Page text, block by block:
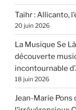
Taihr : Allicanto,
20 juin 2026
La Musique Se
découverte
incontournable
18 juin 2026
Jean-Marie Pons